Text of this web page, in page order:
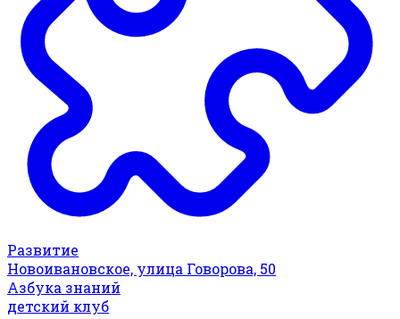
Развитие
Новоивановское, улица Говорова, 50
Азбука знаний
детский клуб